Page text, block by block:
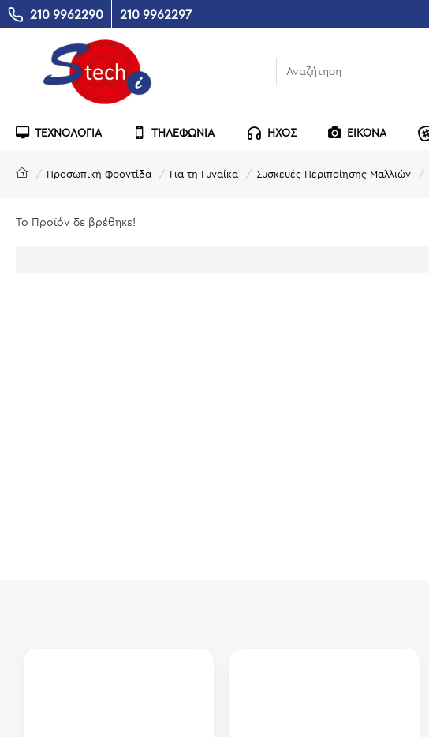
210 9962290 210 9962297
ΤΕΧΝΟΛΟΓΙΑ ΤΗΛΕΦΩΝΙΑ ΗΧΟΣ ΕΙΚΟΝΑ
Προσωπική Φροντίδα Για τη Γυναίκα Συσκευές Περιποίησης Μαλλιών
Το Προϊόν δε βρέθηκε!